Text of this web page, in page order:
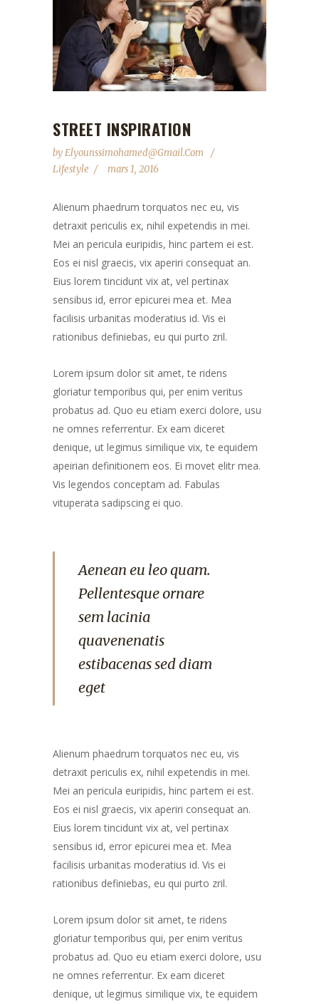
STREET INSPIRATION
byElyounssimohamed@gmail.com
Lifestyle
mars 1, 2016
Alienum phaedrum torquatos nec eu, vis
detraxit periculis ex, nihil expetendis in mei.
Mei an pericula euripidis, hinc partem ei est.
Eos ei nisl graecis, vix aperiri consequat an.
Eius lorem tincidunt vix at, vel pertinax
sensibus id, error epicurei mea et. Mea
facilisis urbanitas moderatius id. Vis ei
rationibus definiebas, eu qui purto zril.
Lorem ipsum dolor sit amet, te ridens
gloriatur temporibus qui, per enim veritus
probatus ad. Quo eu etiam exerci dolore, usu
ne omnes referrentur. Ex eam diceret
denique, ut legimus similique vix, te equidem
apeirian definitionem eos. Ei movet elitr mea.
Vis legendos conceptam ad. Fabulas
vituperata sadipscing ei quo.
Aenean eu leo quam.
Pellentesque ornare
sem lacinia
quavenenatis
estibacenas sed diam
eget
Alienum phaedrum torquatos nec eu, vis
detraxit periculis ex, nihil expetendis in mei.
Mei an pericula euripidis, hinc partem ei est.
Eos ei nisl graecis, vix aperiri consequat an.
Eius lorem tincidunt vix at, vel pertinax
sensibus id, error epicurei mea et. Mea
facilisis urbanitas moderatius id. Vis ei
rationibus definiebas, eu qui purto zril.
Lorem ipsum dolor sit amet, te ridens
gloriatur temporibus qui, per enim veritus
probatus ad. Quo eu etiam exerci dolore, usu
ne omnes referrentur. Ex eam diceret
denique, ut legimus similique vix, te equidem